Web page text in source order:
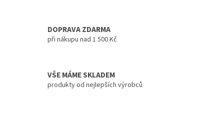
DOPRAVA ZDARMA
při nákupu nad 1 500 Kč
VŠE MÁME SKLADEM
produkty od nejlepších výrobců